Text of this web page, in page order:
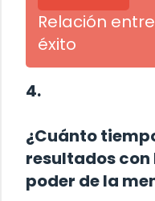
Relación
éxito
4.
¿Cuánto
resultados
poder de la